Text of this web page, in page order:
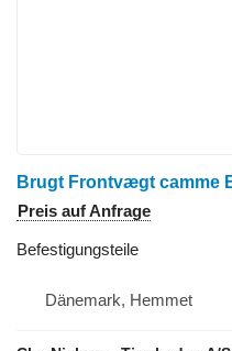
Preis auf Anfrage
Befestigungsteile
Dänemark, Hemmet